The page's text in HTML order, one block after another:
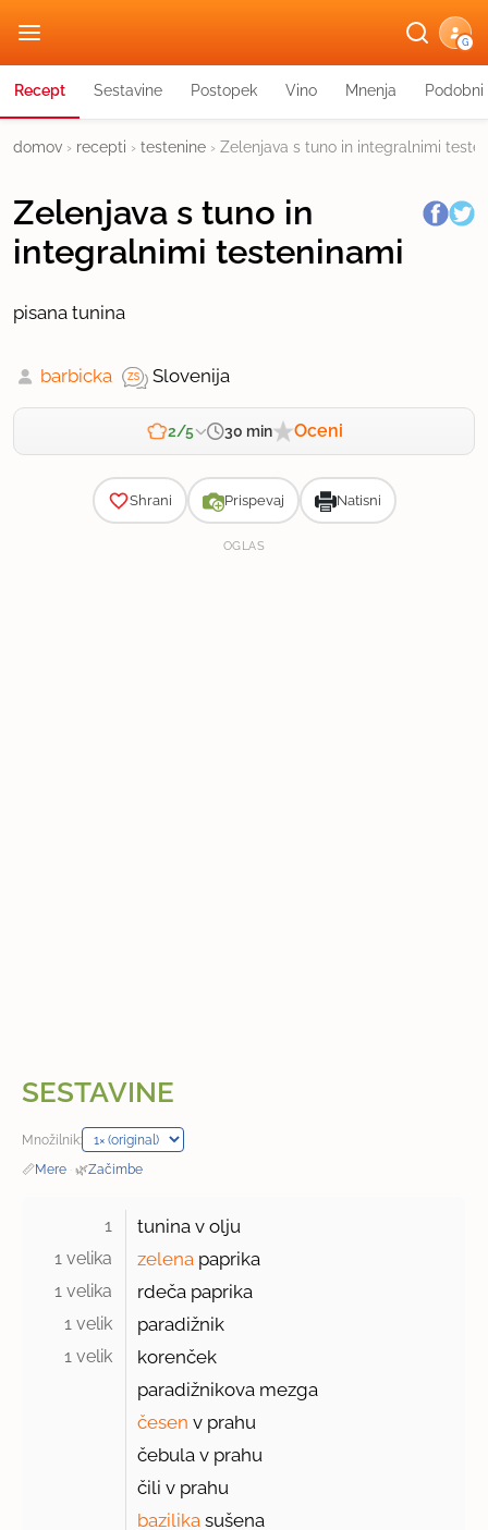
G
Recept Sestavine Postopek Vino Mnenja
domov › recepti › testenine › Zelenjava s tuno in integralnimi
Zelenjava s tuno in
integralnimi testeninami
pisana tunina
barbicka Slovenija
2/5 30 min Oceni
Shrani Prispevaj Natisni
OGLAS
SESTAVINE
Množilnik:
📏Mere · 🌿Začimbe
1 tunina v olju
1 velika zelena paprika
1 velika rdeča paprika
1 velik paradižnik
1 velik
korenček
paradižnikova mezga
česen v prahu
čebula v prahu
čili v prahu
bazilika sušena